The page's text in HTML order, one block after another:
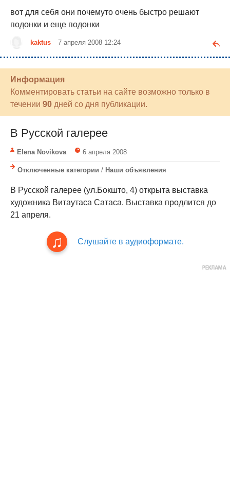
вот для себя они почемуто очень быстро решают
подонки и еще подонки
kaktus 7 апреля 2008 12:24
Информация
Комментировать статьи на сайте возможно только в
течении 90 дней со дня публикации.
В Русской галерее
Elena Novikova 6 апреля 2008
Отключенные категории / Наши объявления
В Русской галерее (ул.Бокшто, 4) открыта выставка
художника Витаутаса Сатаса. Выставка продлится до
21 апреля.
Слушайте в аудиоформате.